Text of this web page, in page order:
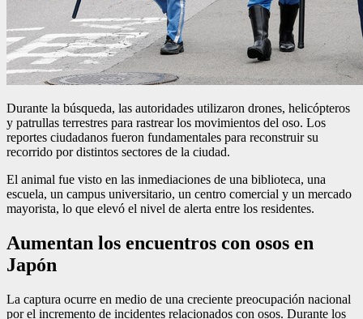
Durante la búsqueda, las autoridades utilizaron drones, helicópteros
y patrullas terrestres para rastrear los movimientos del oso. Los
reportes ciudadanos fueron fundamentales para reconstruir su
recorrido por distintos sectores de la ciudad.
El animal fue visto en las inmediaciones de una biblioteca, una
escuela, un campus universitario, un centro comercial y un mercado
mayorista, lo que elevó el nivel de alerta entre los residentes.
Aumentan los encuentros con osos en
Japón
La captura ocurre en medio de una creciente preocupación nacional
por el incremento de incidentes relacionados con osos. Durante los